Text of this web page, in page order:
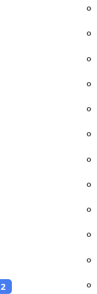
2
⚬
⚬
⚬
⚬
⚬
⚬
⚬
⚬
⚬
⚬
⚬
⚬